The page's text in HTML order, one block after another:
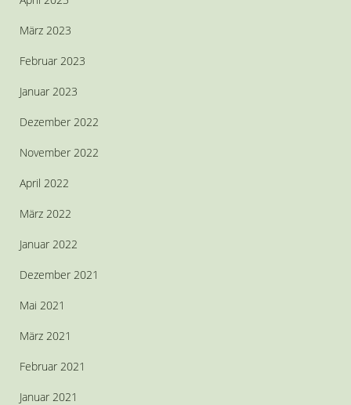
März 2023
Februar 2023
Januar 2023
Dezember 2022
November 2022
April 2022
März 2022
Januar 2022
Dezember 2021
Mai 2021
März 2021
Februar 2021
Januar 2021